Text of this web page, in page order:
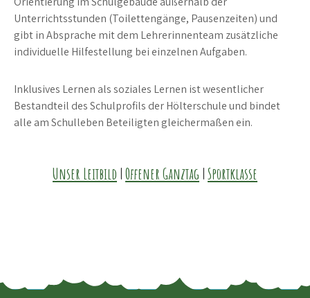
Unterrichtsstunden (Toilettengänge, Pausenzeiten) und
gibt in Absprache mit dem Lehrerinnenteam zusätzliche
individuelle Hilfestellung bei einzelnen Aufgaben.
Inklusives Lernen als soziales Lernen ist wesentlicher
Bestandteil des Schulprofils der Hölterschule und bindet
alle am Schulleben Beteiligten gleichermaßen ein.
Unser Leitbild |Offener Ganztag |Sportklasse